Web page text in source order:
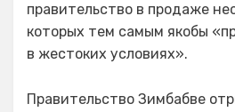
правительство в продаже
которых тем самым якобы
в жестоких условиях».
Правительство Зимбабве